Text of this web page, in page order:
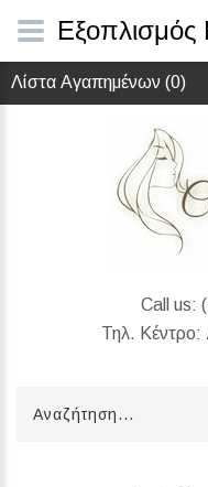
Call us:
Τηλ.
Λίστα Αγαπημένων (0)